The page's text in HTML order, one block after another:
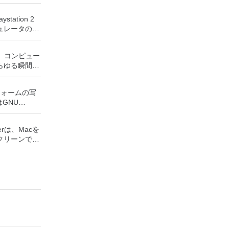
2
ータの互
てのPS2ゲ
。かなり
している場
エミュレー
ケーション
サポート
2コンソー
動作する
エ
すると、
て本物のプ
レートで
在の「状
のメモリ
コンピュー
る瞬間に
ことができ
ティー、
な音楽が
きたいもの
てくださ
ト、有名
したり、ラ
ームの写
GNU
の頭字語で
、画像の
ざまな画像
多くの機
ーターなど
、鉛筆、
を含むペ
は、Macを
ーンでお
や
メディア
動作するよ